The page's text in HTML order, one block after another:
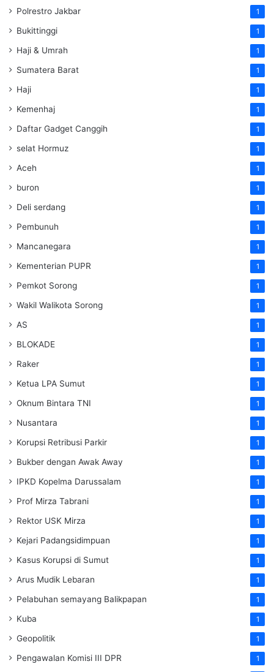
Polrestro Jakbar 1
Bukittinggi 1
Haji & Umrah 1
Sumatera Barat 1
Haji 1
Kemenhaj 1
Daftar Gadget Canggih 1
selat Hormuz 1
Aceh 1
buron 1
Deli serdang 1
Pembunuh 1
Mancanegara 1
Kementerian PUPR 1
Pemkot Sorong 1
Wakil Walikota Sorong 1
AS 1
BLOKADE 1
Raker 1
Ketua LPA Sumut 1
Oknum Bintara TNI 1
Nusantara 1
Korupsi Retribusi Parkir 1
Bukber dengan Awak Away 1
IPKD Kopelma Darussalam 1
Prof Mirza Tabrani 1
Rektor USK Mirza 1
Kejari Padangsidimpuan 1
Kasus Korupsi di Sumut 1
Arus Mudik Lebaran 1
Pelabuhan semayang Balikpapan 1
Kuba 1
Geopolitik 1
Pengawalan Komisi III DPR 1